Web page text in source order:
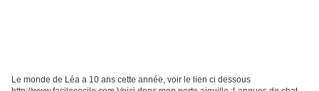
Le monde de Léa a 10 ans cette année, voir le lien ci dessous